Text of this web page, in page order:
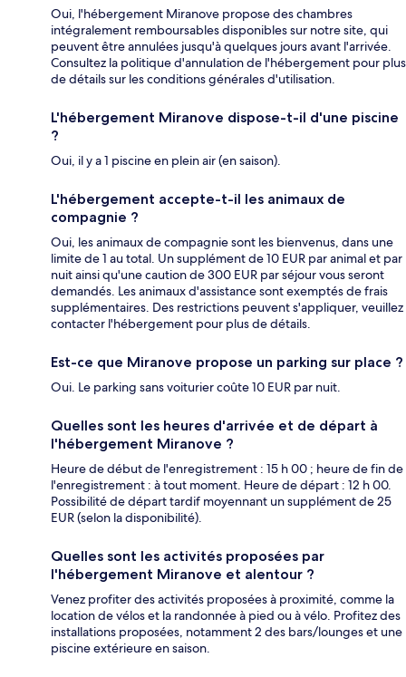
Oui, l'hébergement Miranove propose des chambres
intégralement remboursables disponibles sur notre site, qui
peuvent être annulées jusqu'à quelques jours avant l'arrivée.
Consultez la politique d'annulation de l'hébergement pour plus
de détails sur les conditions générales d'utilisation.
L'hébergement Miranove dispose-t-il d'une piscine
?
Oui, il y a 1 piscine en plein air (en saison).
L'hébergement accepte-t-il les animaux de
compagnie ?
Oui, les animaux de compagnie sont les bienvenus, dans une
limite de 1 au total. Un supplément de 10 EUR par animal et par
nuit ainsi qu'une caution de 300 EUR par séjour vous seront
demandés. Les animaux d'assistance sont exemptés de frais
supplémentaires. Des restrictions peuvent s'appliquer, veuillez
contacter l'hébergement pour plus de détails.
Est-ce que Miranove propose un parking sur place ?
Oui. Le parking sans voiturier coûte 10 EUR par nuit.
Quelles sont les heures d'arrivée et de départ à
l'hébergement Miranove ?
Heure de début de l'enregistrement : 15 h 00 ; heure de fin de
l'enregistrement : à tout moment. Heure de départ : 12 h 00.
Possibilité de départ tardif moyennant un supplément de 25
EUR (selon la disponibilité).
Quelles sont les activités proposées par
l'hébergement Miranove et alentour ?
Venez profiter des activités proposées à proximité, comme la
location de vélos et la randonnée à pied ou à vélo. Profitez des
installations proposées, notamment 2 des bars/lounges et une
piscine extérieure en saison.